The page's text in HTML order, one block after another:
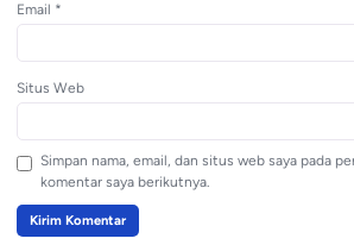
Email *
Situs Web
Simpan nama, email, dan situs web saya pada
komentar saya berikutnya.